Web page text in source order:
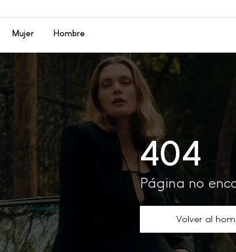
Menú
Mujer Hombre
404
Página no
Volver al